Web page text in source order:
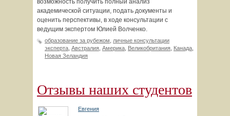
возможность получить полный анализ
академической ситуации, подать документы и
оценить перспективы, в ходе консультации с
ведущим экспертом Юлией Волченко.
образование за рубежом
личные консультации
эксперта Австралия Америка Великобритания Канада
Новая Зеландия
Отзывы наших студентов
Евгения